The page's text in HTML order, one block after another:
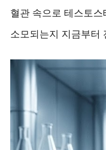
혈관 속으로 테스토
소모되는지 지금부터